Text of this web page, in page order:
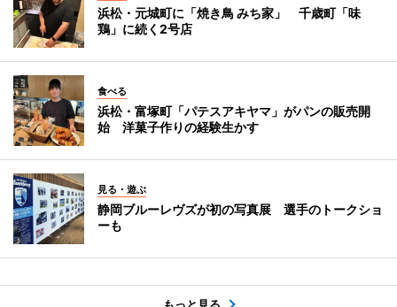
浜松・元城町に「焼き鳥 みち家」 千歳町「味
鶏」に続く2号店
食べる
浜松・富塚町「パテスアキヤマ」がパンの販売開
始 洋菓子作りの経験生かす
見る・遊ぶ
静岡ブルーレヴズが初の写真展 選手のトークショ
ーも
もっと見る